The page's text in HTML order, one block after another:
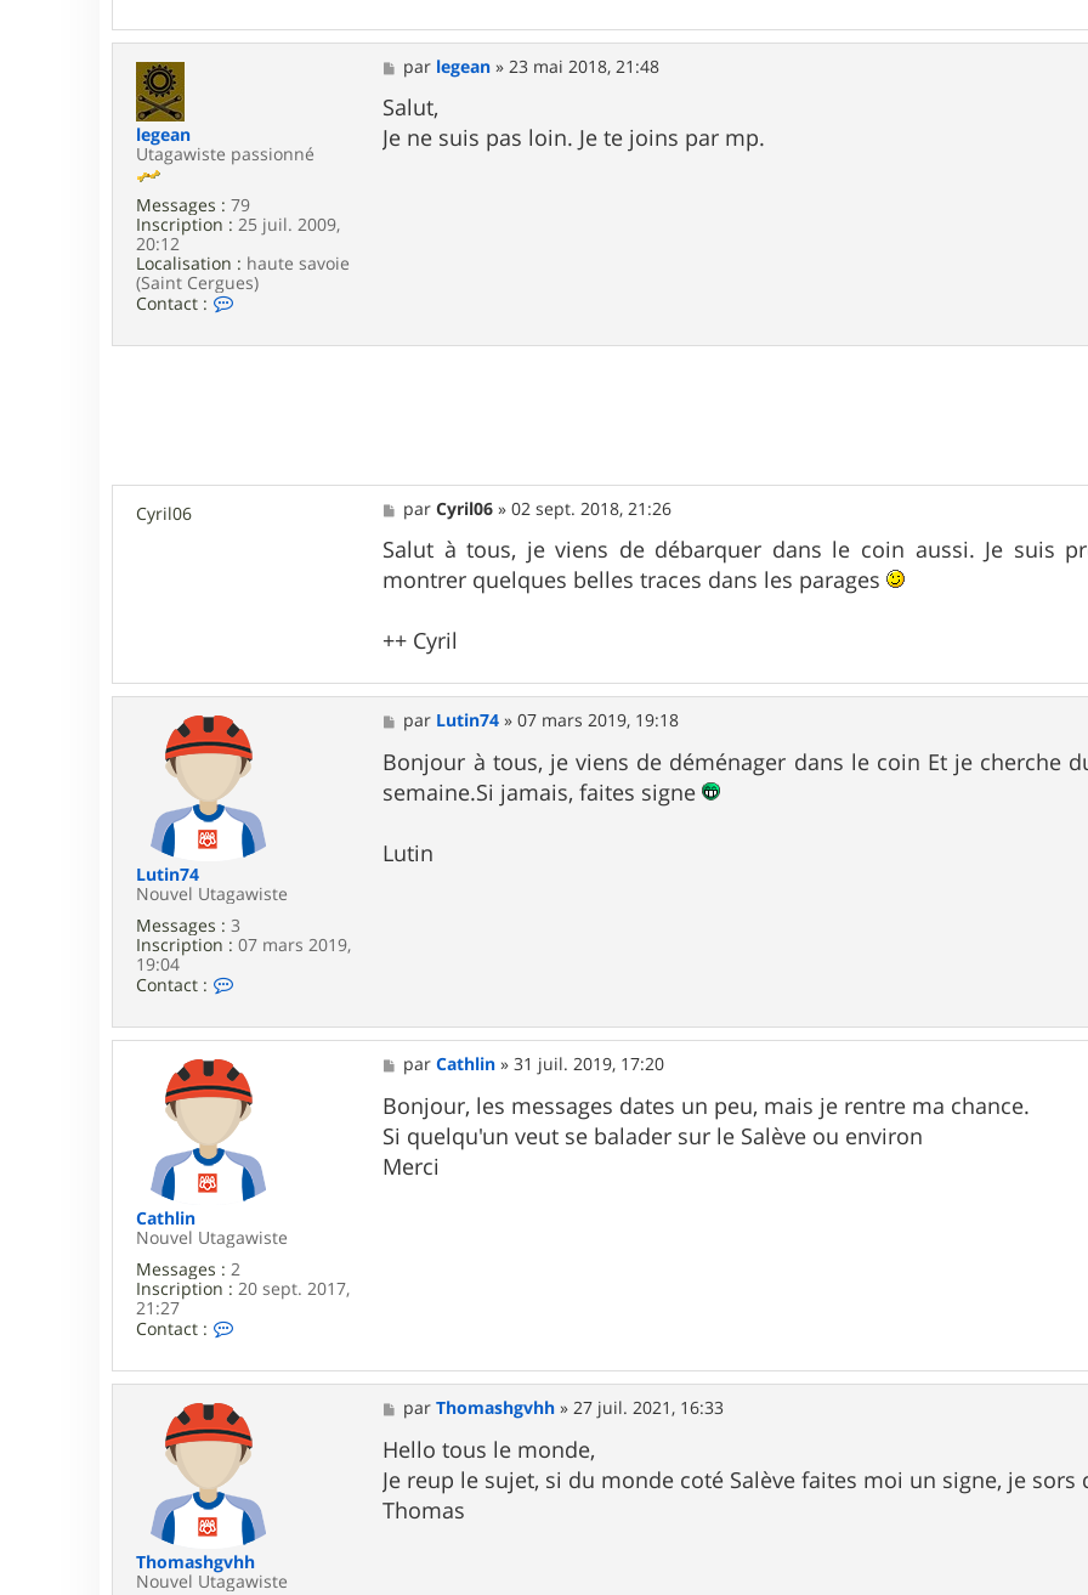
n
t
L
c
a
s
7
9
legean
Utagawiste passionné
Messages : 79
Inscription : 25 juil. 2009,
20:12
Localisation : haute savoie
(Saint Cergues)
Contact :
M
e
s
s
a
par legean »23 mai 2018, 21:48
Salut,
Je ne suis pas loin. Je te joins par mp.
Cyril06
M
e
s
s
a
parCyril06 »02 sept. 2018, 21:26
Salut à tous, je viens de débarquer dans le coin aussi. Je suis
montrer quelques belles traces dans les parages
++ Cyril
Lutin74
Nouvel Utagawiste
Messages : 3
Inscription : 07 mars 2019,
19:04
Contact :
t
c
t
e
L
u
t
n
4
M
e
s
s
a
par Lutin74 »07 mars 2019, 19:18
Bonjour à tous, je viens de déménager dans le coin Et je cherche
semaine.Si jamais, faites signe
Lutin
Cathlin
Nouvel Utagawiste
Messages : 2
Inscription : 20 sept. 2017,
21:27
Contact :
n
t
c
t
e
C
a
t
h
l
M
e
s
s
a
g
e
parCathlin »31 juil. 2019, 17:20
Bonjour, les messages dates un peu, mais je rentre ma chance.
Si quelqu'un veut se balader sur le Salève ou environ
Merci
Thomashgvhh
Nouvel Utagawiste
M
e
s
s
a
g
e
parThomashgvhh »27 juil. 2021, 16:33
Hello tous le monde,
Je reup le sujet, si du monde coté Salève faites moi un signe, je
Thomas